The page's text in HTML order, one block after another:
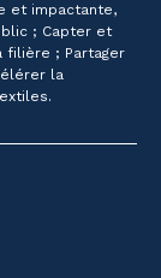
et impactante,
; Capter et
filière ; Partager
la